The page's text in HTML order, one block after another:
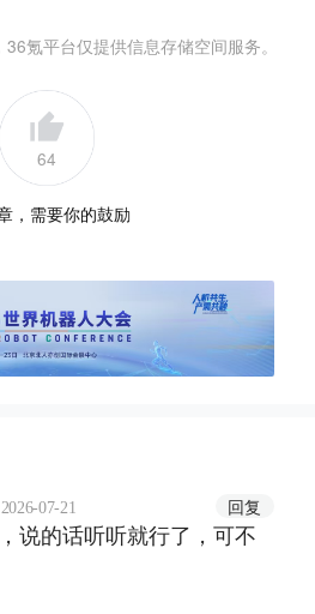
氪平台仅提供信息存储空间服务。
64
，需要你的鼓励
2026-07-21 回复
说的话听听就行了，可不